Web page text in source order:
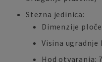
Stezna jedinica:
Dimenzije ploče
Visina ugradnje
Hod otvaranja: